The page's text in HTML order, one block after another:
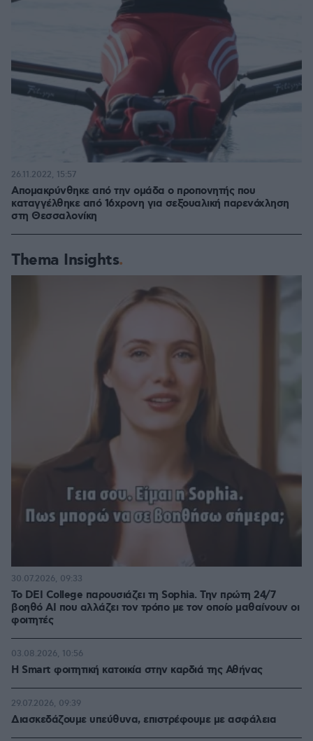
Απομακρύνθηκε από την ομάδα ο προπονητής που
καταγγέλθηκε από 16χρονη για σεξουαλική παρενόχληση
στη Θεσσαλονίκη
26.11.2022, 15:57
Thema Insights
Το DEI College παρουσιάζει τη Sophia. Την πρώτη 24/7
βοηθό AI που αλλάζει τον τρόπο με τον οποίο μαθαίνουν οι
φοιτητές
30.07.2026, 09:33
Η Smart φοιτητική κατοικία στην καρδιά της Αθήνας
03.08.2026, 10:56
Διασκεδάζουμε υπεύθυνα, επιστρέφουμε με ασφάλεια
29.07.2026, 09:39